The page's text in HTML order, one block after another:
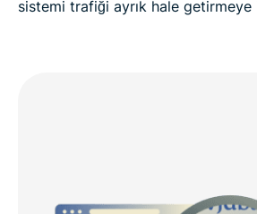
sistemi trafiği ayrık hale getirmeye